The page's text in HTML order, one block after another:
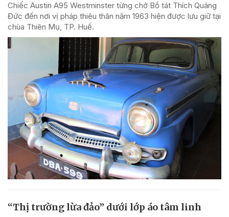
Chiếc Austin A95 Westminster từng chở Bồ tát Thích Quảng
Đức đến nơi vị pháp thiêu thân năm 1963 hiện được lưu giữ tại
chùa Thiên Mụ, TP. Huế.
“Thị trường lừa đảo” dưới lớp áo tâm linh